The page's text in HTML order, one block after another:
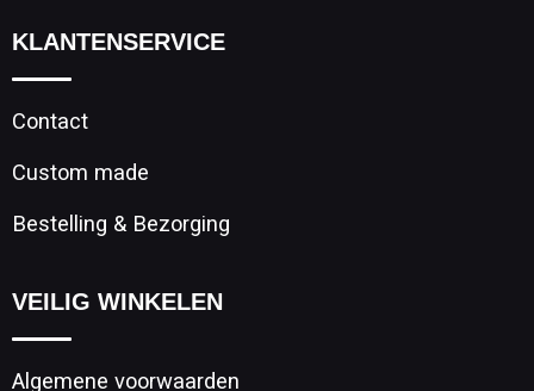
KLANTENSERVICE
Contact
Custom made
Bestelling & Bezorging
VEILIG WINKELEN
Algemene voorwaarden